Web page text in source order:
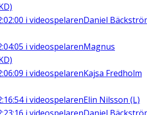
i videospelarenDaniel
i videospelarenMagnus
i videospelarenKajsa Fredholm
i videospelarenElin Nilsson (L)